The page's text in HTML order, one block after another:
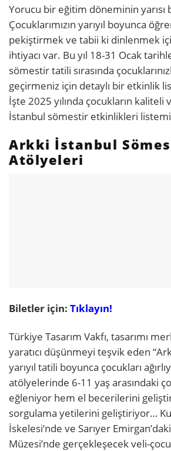
Yorucu bir eğitim döneminin
Çocuklarımızın yarıyıl boyunca
pekiştirmek ve tabii ki dinlenmek
ihtiyacı var. Bu yıl 18-31 Ocak
sömestir tatili sırasında
geçirmeniz için detaylı bir etkinlik
İşte 2025 yılında çocukların
İstanbul sömestir etkinlikleri
Arkki İstanbul
Atölyeleri
Biletler için: Tıklayın!
Türkiye Tasarım Vakfı, tasarımı
yaratıcı düşünmeyi teşvik eden
yarıyıl tatili boyunca çocukları
atölyelerinde 6-11 yaş arasındaki
eğleniyor hem el becerilerini
sorgulama yetilerini geliştiriyor…
İskelesi’nde ve Sarıyer Emirgan’daki
Müzesi’nde gerçekleşecek veli-